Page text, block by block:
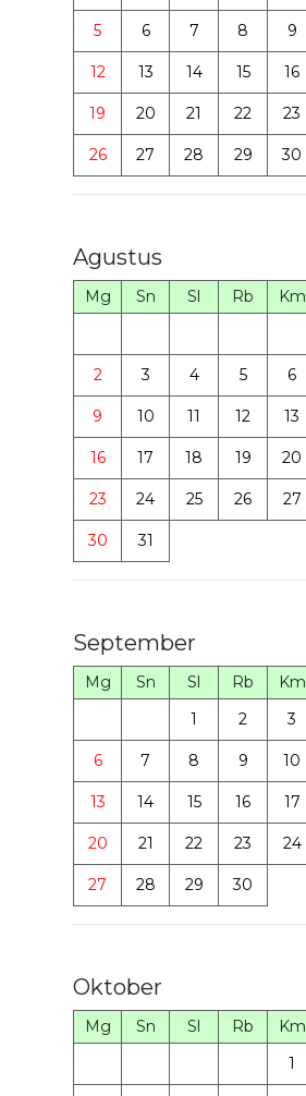
5 6 7 8 9
12 13 14 15 16
19 20 21 22 23
26 27 28 29 30
Agustus
Mg Sn Sl Rb Km
2 3 4 5 6
9 10 11 12 13
16 17 18 19 20
23 24 25 26 27
30 31
September
Mg Sn Sl Rb Km
1
2 3
6 7 8 9 10
13 14 15 16 17
20 21 22 23 24
27 28 29 30
Oktober
Mg Sn Sl Rb Km
1